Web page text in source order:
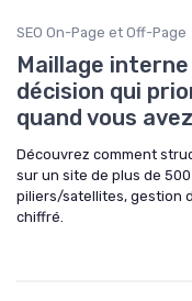
SEO On-Page et Off-Page
Maillage
décision qui
quand vous
Découvrez comment
sur un site de plus de
piliers/satellites, gestion
chiffré.